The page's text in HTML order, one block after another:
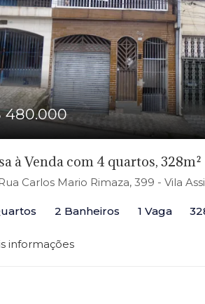
480.000
à Venda com 4 quartos, 328m²
Rua Carlos Mario Rimaza, 399 - Vila Assis Brasil,
2 Banheiros 1 Vaga
informações